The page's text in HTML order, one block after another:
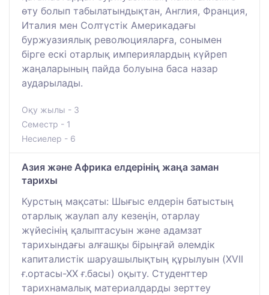
өту болып табылатындықтан, Англия, Франция,
Италия мен Солтүстік Америкадағы
буржуазиялық революцияларға, сонымен
бірге ескі отарлық империялардың күйреп
жаңаларының пайда болуына баса назар
аударылады.
Оқу жылы - 3
Семестр - 1
Несиелер - 6
Азия және Африка елдерінің жаңа заман
тарихы
Курстың мақсаты: Шығыс елдерін батыстың
отарлық жаулап алу кезеңін, отарлау
жүйесінің қалыптасуын және адамзат
тарихындағы алғашқы бірыңғай әлемдік
капиталистік шаруашылықтың құрылуын (XVII
ғ.ортасы-ХХ ғ.басы) оқыту. Студенттер
тарихнамалық материалдарды зерттеу